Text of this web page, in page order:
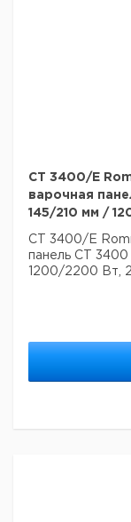
CT 3400/E
варочная
145/210 мм /
CT 3400/E
панель CT
1200/2200 Вт,